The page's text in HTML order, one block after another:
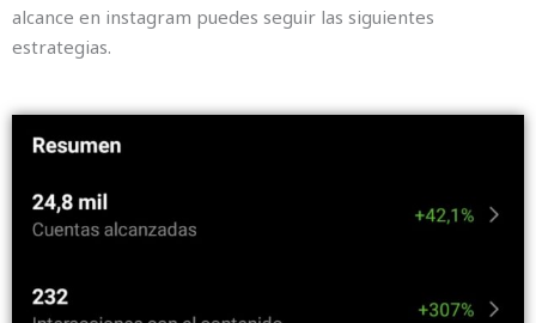
alcance en instagram puedes seguir las siguientes
estrategias.